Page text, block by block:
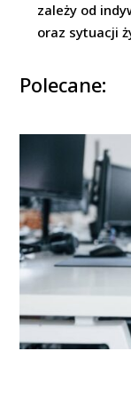
zależy od
oraz sytuacji
Polecane: